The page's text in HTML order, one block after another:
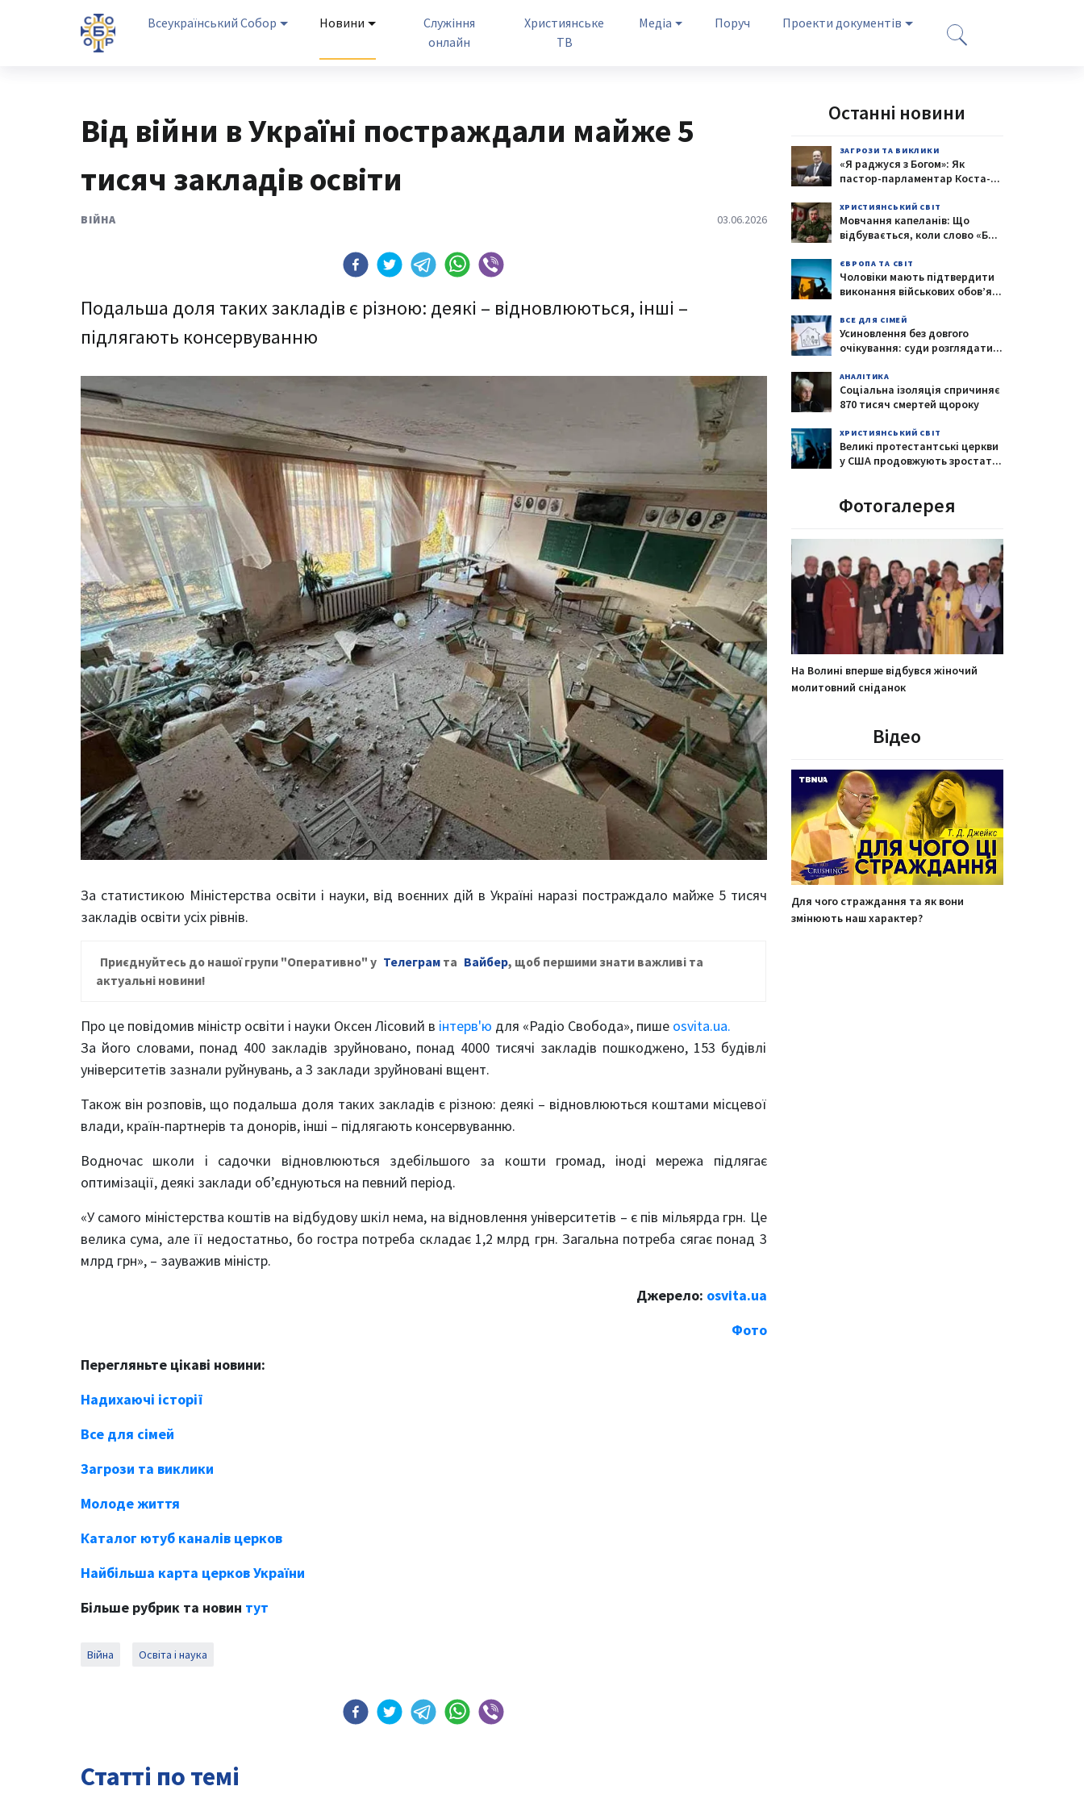
Всеукраїнський Собор Новини
Служіння
онлайн
Християнське
ТВ
Медіа Поруч Проекти документів
Від війни в Україні постраждали майже 5
тисяч закладів освіти
ВІЙНА 03.06.2026
Подальша доля таких закладів є різною: деякі – відновлюються, інші –
підлягають консервуванню
За статистикою Міністерства освіти і науки, від воєнних дій в Україні наразі постраждало майже 5 тисяч
закладів освіти усіх рівнів.
Приєднуйтесь до нашої групи "Оперативно" у Телеграм та Вайбер, щоб першими знати важливі та
актуальні новини!
Про це повідомив міністр освіти і науки Оксен Лісовий в інтерв'ю для «Радіо Свобода», пише osvita.ua.
За його словами, понад 400 закладів зруйновано, понад 4000 тисячі закладів пошкоджено, 153 будівлі
університетів зазнали руйнувань, а 3 заклади зруйновані вщент.
Також він розповів, що подальша доля таких закладів є різною: деякі – відновлюються коштами місцевої
влади, країн-партнерів та донорів, інші – підлягають консервуванню.
Водночас школи і садочки відновлюються здебільшого за кошти громад, іноді мережа підлягає
оптимізації, деякі заклади об’єднуються на певний період.
«У самого міністерства коштів на відбудову шкіл нема, на відновлення університетів – є пів мільярда грн. Це
велика сума, але її недостатньо, бо гостра потреба складає 1,2 млрд грн. Загальна потреба сягає понад 3
млрд грн», – зауважив міністр.
Джерело: osvita.ua
Фото
Перегляньте цікаві новини:
Надихаючі історії
Все для сімей
Загрози та виклики
Молоде життя
Каталог ютуб каналів церков
Найбільша карта церков України
Більше рубрик та новин тут
Війна Освіта і наука
Статті по темі
Останні новини
ЗАГРОЗИ ТА ВИКЛИКИ
«Я раджуся з Богом»: Як
пастор-парламентар Коста-...
ХРИСТИЯНСЬКИЙ СВІТ
Мовчання капеланів: Що
відбувається, коли слово «Б...
ЄВРОПА ТА СВІТ
Чоловіки мають підтвердити
виконання військових обов’я...
ВСЕ ДЛЯ СІМЕЙ
Усиновлення без довгого
очікування: суди розглядати...
АНАЛІТИКА
Соціальна ізоляція спричиняє
870 тисяч смертей щороку
ХРИСТИЯНСЬКИЙ СВІТ
Великі протестантські церкви
у США продовжують зростат...
Фотогалерея
На Волині вперше відбувся жіночий
молитовний сніданок
Відео
Для чого страждання та як вони
змінюють наш характер?